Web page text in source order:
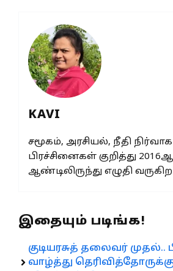
KAVI
சமூகம், அரசியல், நீதி
பிரச்சினைகள் குறித்து
ஆண்டிலிருந்து எழுதி
இதையும் படிங்க!
குடியரசுத் தலைவர் முதல்..
வாழ்த்து